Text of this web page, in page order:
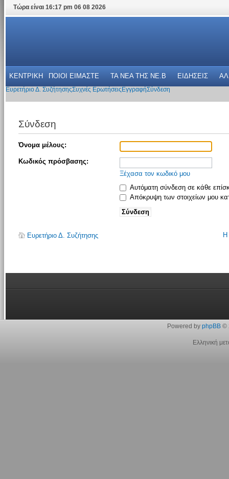
Τώρα είναι 16:17 pm 06 08 2026
ΚΕΝΤΡΙΚΗ ΠΟΙΟΙ ΕΙΜΑΣΤΕ ΤΑ ΝΕΑ THΣ NE.B ΕΙΔΗΣΕΙΣ
Ευρετήριο Δ. ΣυζήτησηςΣυχνές Ερωτήσεις ΕγγραφήΣύνδεση
Σύνδεση
Όνομα μέλους:
Κωδικός πρόσβασης:
Ξέχασα τον κωδικό μου
Αυτόματη σύνδεση σε κάθε
Απόκρυψη των στοιχείων μου
Ευρετήριο Δ. Συζήτησης Η
Powered by phpBB©
Ελληνική